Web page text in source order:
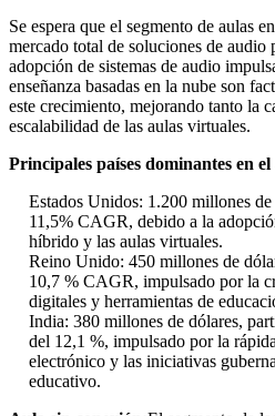
Se espera que el segmento de aulas
mercado total de soluciones de audio
adopción de sistemas de audio
enseñanza basadas en la nube son
este crecimiento, mejorando tanto la
escalabilidad de las aulas virtuales.
Principales países dominantes en
Estados Unidos: 1.200 millones
11,5% CAGR, debido a la
híbrido y las aulas virtuales.
Reino Unido: 450 millones de
10,7 % CAGR, impulsado por la
digitales y herramientas de
India: 380 millones de dólares,
del 12,1 %, impulsado por la
electrónico y las iniciativas
educativo.